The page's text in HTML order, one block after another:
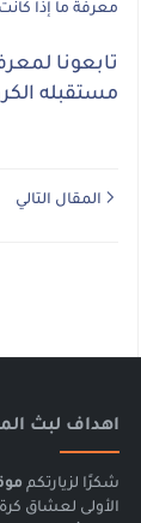
معرفة ما إذا
تابعونا
مستقبله
المقال التالي
اهداف لبث
شكرًا لزيارتكم
الأولى لعشاق